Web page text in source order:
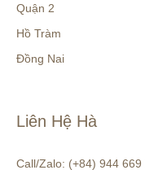
Quận 2
Hồ Tràm
Đồng Nai
Liên Hệ Hà
Call/Zalo: (+84) 944 669